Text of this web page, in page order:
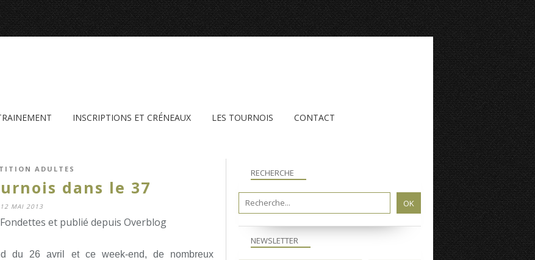
INSCRIPTIONS ET CRÉNEAUX LES TOURNOIS CONTACT
ADULTES
dans le 37
12 MAI 2013
et publié depuis Overblog
du 26 avril et ce week-end, de nombreux
NEWSLETTER
RECHERCHE